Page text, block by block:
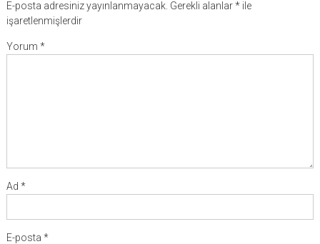
E-posta adresiniz yayınlanmayacak. Gerekli alanlar*ile
işaretlenmişlerdir
Yorum *
Ad *
E-posta *